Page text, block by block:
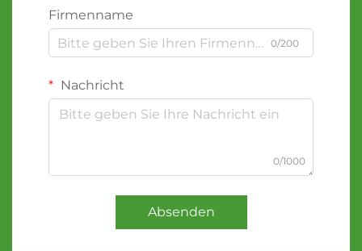
Firmenname
0/200
Nachricht
0/1000
Absenden